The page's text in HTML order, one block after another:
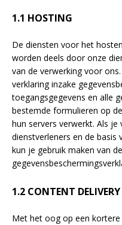
1.1 HOSTING
De diensten voor het
worden deels door onze
van de verwerking voor
verklaring inzake
toegangsgegevens en alle
bestemde formulieren op
hun servers verwerkt. Als
dienstverleners en de basis
kun je gebruik maken van
1.2 CONTENT
Met het oog op een